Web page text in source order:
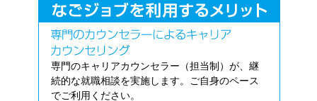
専門のキャリアカウンセラー（担当制）が、継
続的な就職相談を実施します。ご自身のペース
でご利用ください。